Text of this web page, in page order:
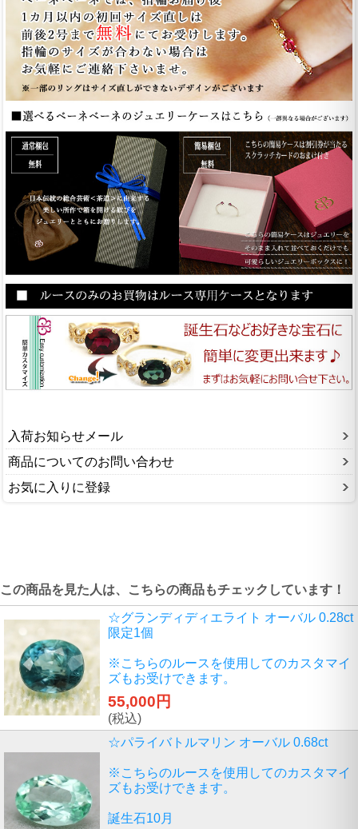
入荷お知らせメール
商品についてのお問い合わせ
お気に入りに登録
この商品を見た人は、こちらの商品もチェックしています！
☆グランディディエライト オーバル 0.28ct
限定1個
※こちらのルースを使用してのカスタマイ
ズもお受けできます。
55,000円
(税込)
☆パライバトルマリン オーバル 0.68ct
※こちらのルースを使用してのカスタマイ
ズもお受けできます。
誕生石10月